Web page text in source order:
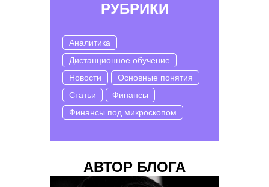
РУБРИКИ
Аналитика
Дистанционное обучение
Новости
Основные понятия
Статьи
Финансы
Финансы под микроскопом
АВТОР БЛОГА